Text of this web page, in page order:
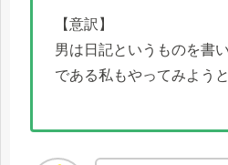
【意訳】
男は日記というものを書
である私もやってみようと